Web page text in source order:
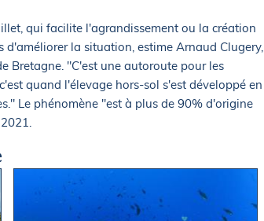
qui facilite l'agrandissement ou la création
la situation, estime Arnaud Clugery,
Bretagne. "C'est une autoroute pour les
quand l'élevage hors-sol s'est développé en
Le phénomène "est à plus de 90% d'origine